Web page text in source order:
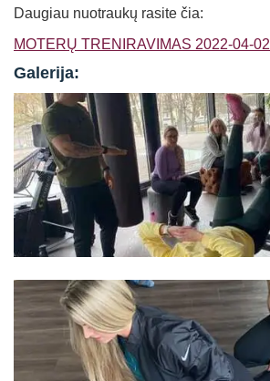
Daugiau nuotraukų rasite čia:
MOTERŲ TRENIRAVIMAS 2022-04-02
Galerija: